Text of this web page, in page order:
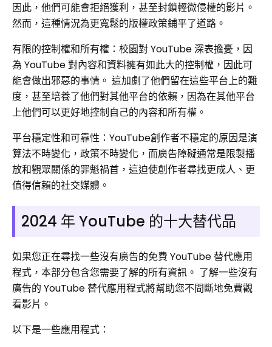
因此，他們可能會拒絕獲利，甚至封鎖輕微侵權的影片。
然而，這種情況為更寬鬆的版權政策鋪平了道路。
有限的控制權和所有權：校園對 YouTube 深表擔憂，因
為 YouTube 對內容和資料擁有如此大的控制權，因此可
能會做出邪惡的事情。 這加劇了他們留在這些平台上的難
度，甚至培養了他們對其他平台的依賴，因為在其他平台
上他們可以更好地控制自己的內容和所有權。
平台穩定性和可靠性：YouTube創作者不穩定的原因是演
算法不時變化，政策不時變化，而廣告障礙通常是​​限製播
放和觀眾關係的罪魁禍首，這迫使創作者尋找更成人、更
值得信賴的社交媒體。
2024 年 YouTube 的十大替代品
如果您正在尋找一些沒有廣告的免費 YouTube 替代應用
程式，本部分包含您需要了解的所有資訊。 了解一些沒有
廣告的 YouTube 替代應用程式將幫助您不間斷地免費觀
看影片。
以下是一些應用程式：